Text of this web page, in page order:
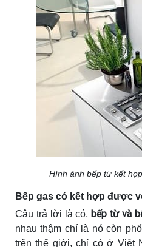
Hình ảnh bếp từ kết
Bếp gas có kết hợp được
Câu trả lời là có, bếp từ và
nhau thậm chí là nó còn
trên thế giới, chỉ có ở Việt